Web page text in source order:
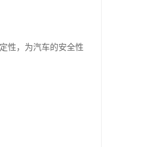
性，为汽车的安全性